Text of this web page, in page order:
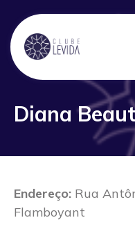
Diana
Endereço: Rua
Flamboyant